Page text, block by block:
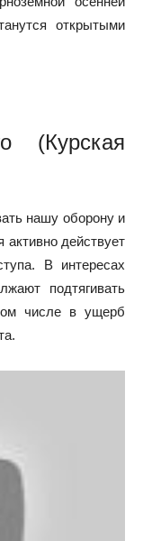
открытыми
(Курская
нашу оборону и
активно действует
В интересах
подтягивать
числе в ущерб